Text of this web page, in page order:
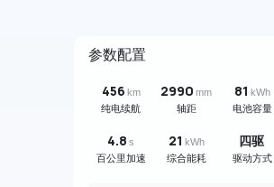
参数配置
456 km
纯电续航
2990 mm
轴距
81 kWh
电池容量
4.8 s
百公里加速
21 kWh
综合能耗
四驱
驱动方式